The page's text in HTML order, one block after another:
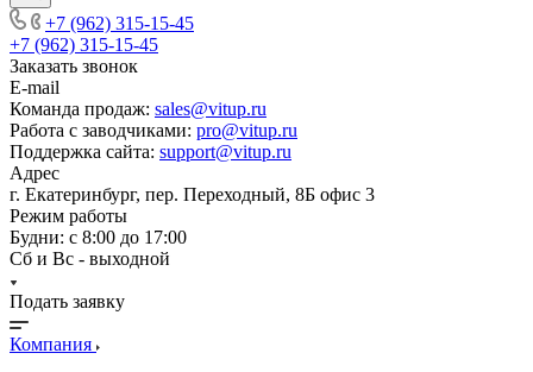
+7 (962) 315-15-45
+7 (962) 315-15-45
Заказать звонок
E-mail
Команда продаж: sales@vitup.ru
Работа с заводчиками: pro@vitup.ru
Поддержка сайта: support@vitup.ru
Адрес
г. Екатеринбург, пер. Переходный, 8Б офис 3
Режим работы
Будни: с 8:00 до 17:00
Сб и Вс - выходной
Подать заявку
Компания